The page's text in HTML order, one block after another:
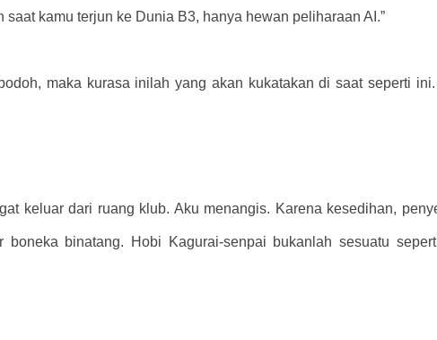
kamu terjun ke Dunia B3, hanya hewan peliharaan AI.”
maka kurasa inilah yang akan kukatakan di saat seperti ini.
keluar dari ruang klub. Aku menangis. Karena kesedihan,
binatang. Hobi Kagurai-senpai bukanlah sesuatu